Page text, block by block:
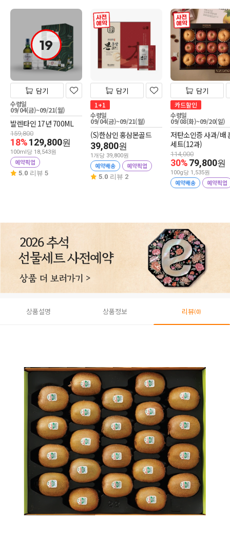
19
담기
수령일
09/04(금)~09/21(월)
발렌타인 17년 700ML
159,800
18%129,800원
100ml당 18,543원
예약픽업
5.0 리뷰 5
담기
1+1
수령일
09/04(금)~09/21(월)
(S)한삼인 홍삼본골드
39,800원
1개당 39,800원
예약배송 예약픽업
5.0 리뷰 2
사전 예약
담기
카드할인
수령일
09/08(화)~09/20(일)
저탄소인증 사과/배
세트(12과)
114,000
30%79,800원
100g당 1,535원
예약배송 예약픽업
상품설명 상품정보 리뷰(0)